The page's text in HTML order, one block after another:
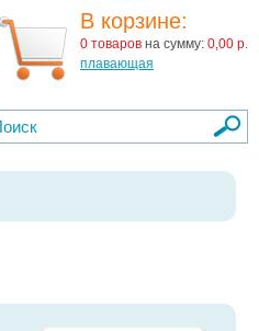
В корзине:
0 товаров на сумму: 0,00 р.
плавающая